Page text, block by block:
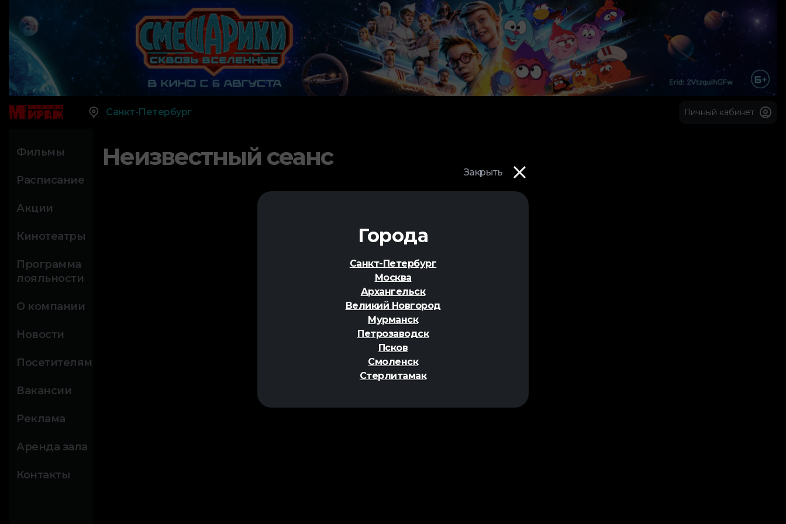
Закрыть
Города
Санкт-Петербург
Москва
Архангельск
Великий Новгород
Мурманск
Петрозаводск
Псков
Смоленск
Стерлитамак
Санкт-Петербург Личный кабинет
Фильмы
Расписание
Акции
Кинотеатры
Программа
лояльности
О компании
Новости
Посетителям
Вакансии
Реклама
Аренда зала
Контакты
Неизвестный сеанс